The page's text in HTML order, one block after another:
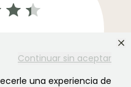
Continuar sin aceptar
una experiencia de
5